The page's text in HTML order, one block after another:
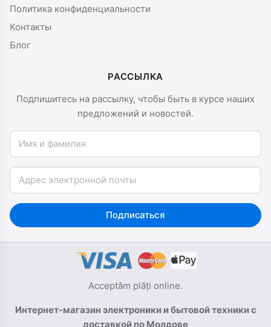
Политика конфиденциальности
Контакты
Блог
РАССЫЛКА
Подпишитесь на рассылку, чтобы быть в курсе наших
предложений и новостей.
Имя и фамилия
Email
Подписаться
Acceptăm plăți online.
Интернет-магазин электроники и бытовой техники с
доставкой по Молдове